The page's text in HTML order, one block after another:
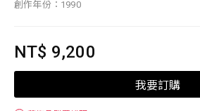
創作年份：1990
NT$ 9,200
我要訂購